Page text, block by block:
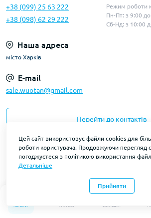
Каталог Головна Закладки
0
+38 (099) 25 63 222
+38 (098) 62 29 222
Режим роботи
Пн-Пт: з 9:00
Сб-Нд: з 10:00
Наша адреса
місто Харків
E-mail
sale.wuotan@gmail.com
Перейти до контактів
Ми у соціальних мережах
Цей сайт використовує файли cookies для
роботи користувача. Продовжуючи перегляд
погоджуєтеся з політикою використання
Детальніше
Прийняти